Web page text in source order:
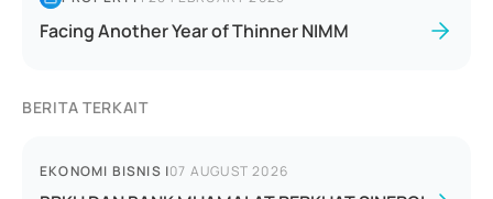
Facing Another Year of Thinner NIMM
BERITA TERKAIT
EKONOMI BISNIS |07 AUGUST 2026